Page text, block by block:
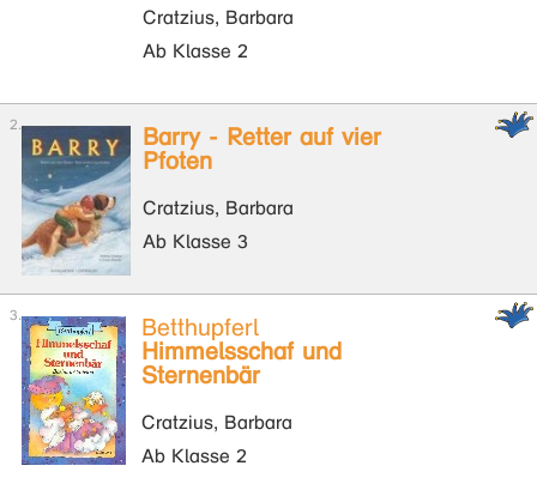
Cratzius, Barbara
Ab Klasse 2
Barry - Retter auf vier
Pfoten
Cratzius, Barbara
Ab Klasse 3
Betthupferl
Himmelsschaf und
Sternenbär
Cratzius, Barbara
Ab Klasse 2